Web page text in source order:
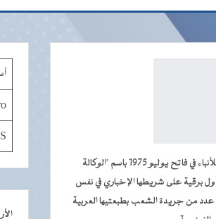
أنشئت الوكالة الموريتانية للأنباء في فاتح يوليو 1975 باسم "الوكالة
برقية على شريطها الإخباري في نفس
عدد من جريدة الشعب بطبعتيها العربية